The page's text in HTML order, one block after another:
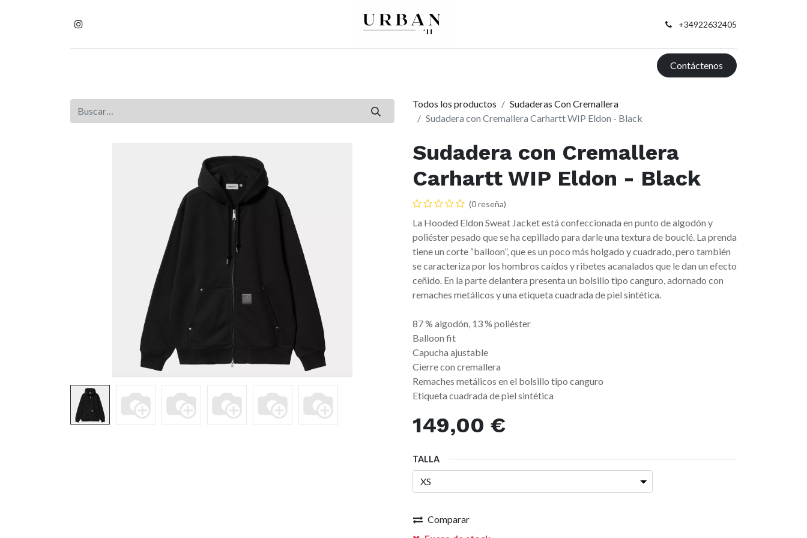
+34922632405
Contáctenos
Todos los productos
Sudaderas Con Cremallera
Sudadera con Cremallera Carhartt WIP Eldon - Black
Sudadera con Cremallera
Carhartt WIP Eldon - Black
(0 reseña)
La Hooded Eldon Sweat Jacket está confeccionada en punto de algodón y
poliéster pesado que se ha cepillado para darle una textura de bouclé. La prenda
tiene un corte “balloon”, que es un poco más holgado y cuadrado, pero también
se caracteriza por los hombros caídos y ribetes acanalados que le dan un efecto
ceñido. En la parte delantera presenta un bolsillo tipo canguro, adornado con
remaches metálicos y una etiqueta cuadrada de piel sintética.
87 % algodón, 13 % poliéster
Balloon fit
Capucha ajustable
Cierre con cremallera
Remaches metálicos en el bolsillo tipo canguro
Etiqueta cuadrada de piel sintética
149,00 €
TALLA
Comparar